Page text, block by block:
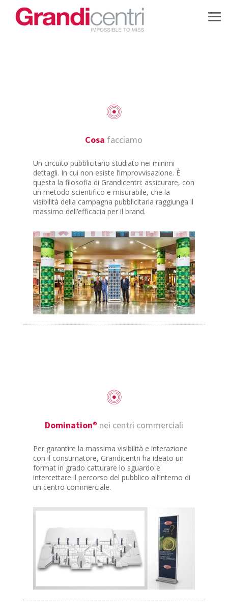
Cosa facciamo
Un circuito pubblicitario studiato nei minimi
dettagli. In cui non esiste l’improvvisazione. È
questa la filosofia di Grandicentri: assicurare, con
un metodo scientifico e misurabile, che la
visibilità della campagna pubblicitaria raggiunga il
massimo dell’efficacia per il brand.
Domination® nei centri commerciali
Per garantire la massima visibilità e interazione
con il consumatore, Grandicentri ha ideato un
format in grado catturare lo sguardo e
intercettare il percorso del pubblico all’interno di
un centro commerciale.